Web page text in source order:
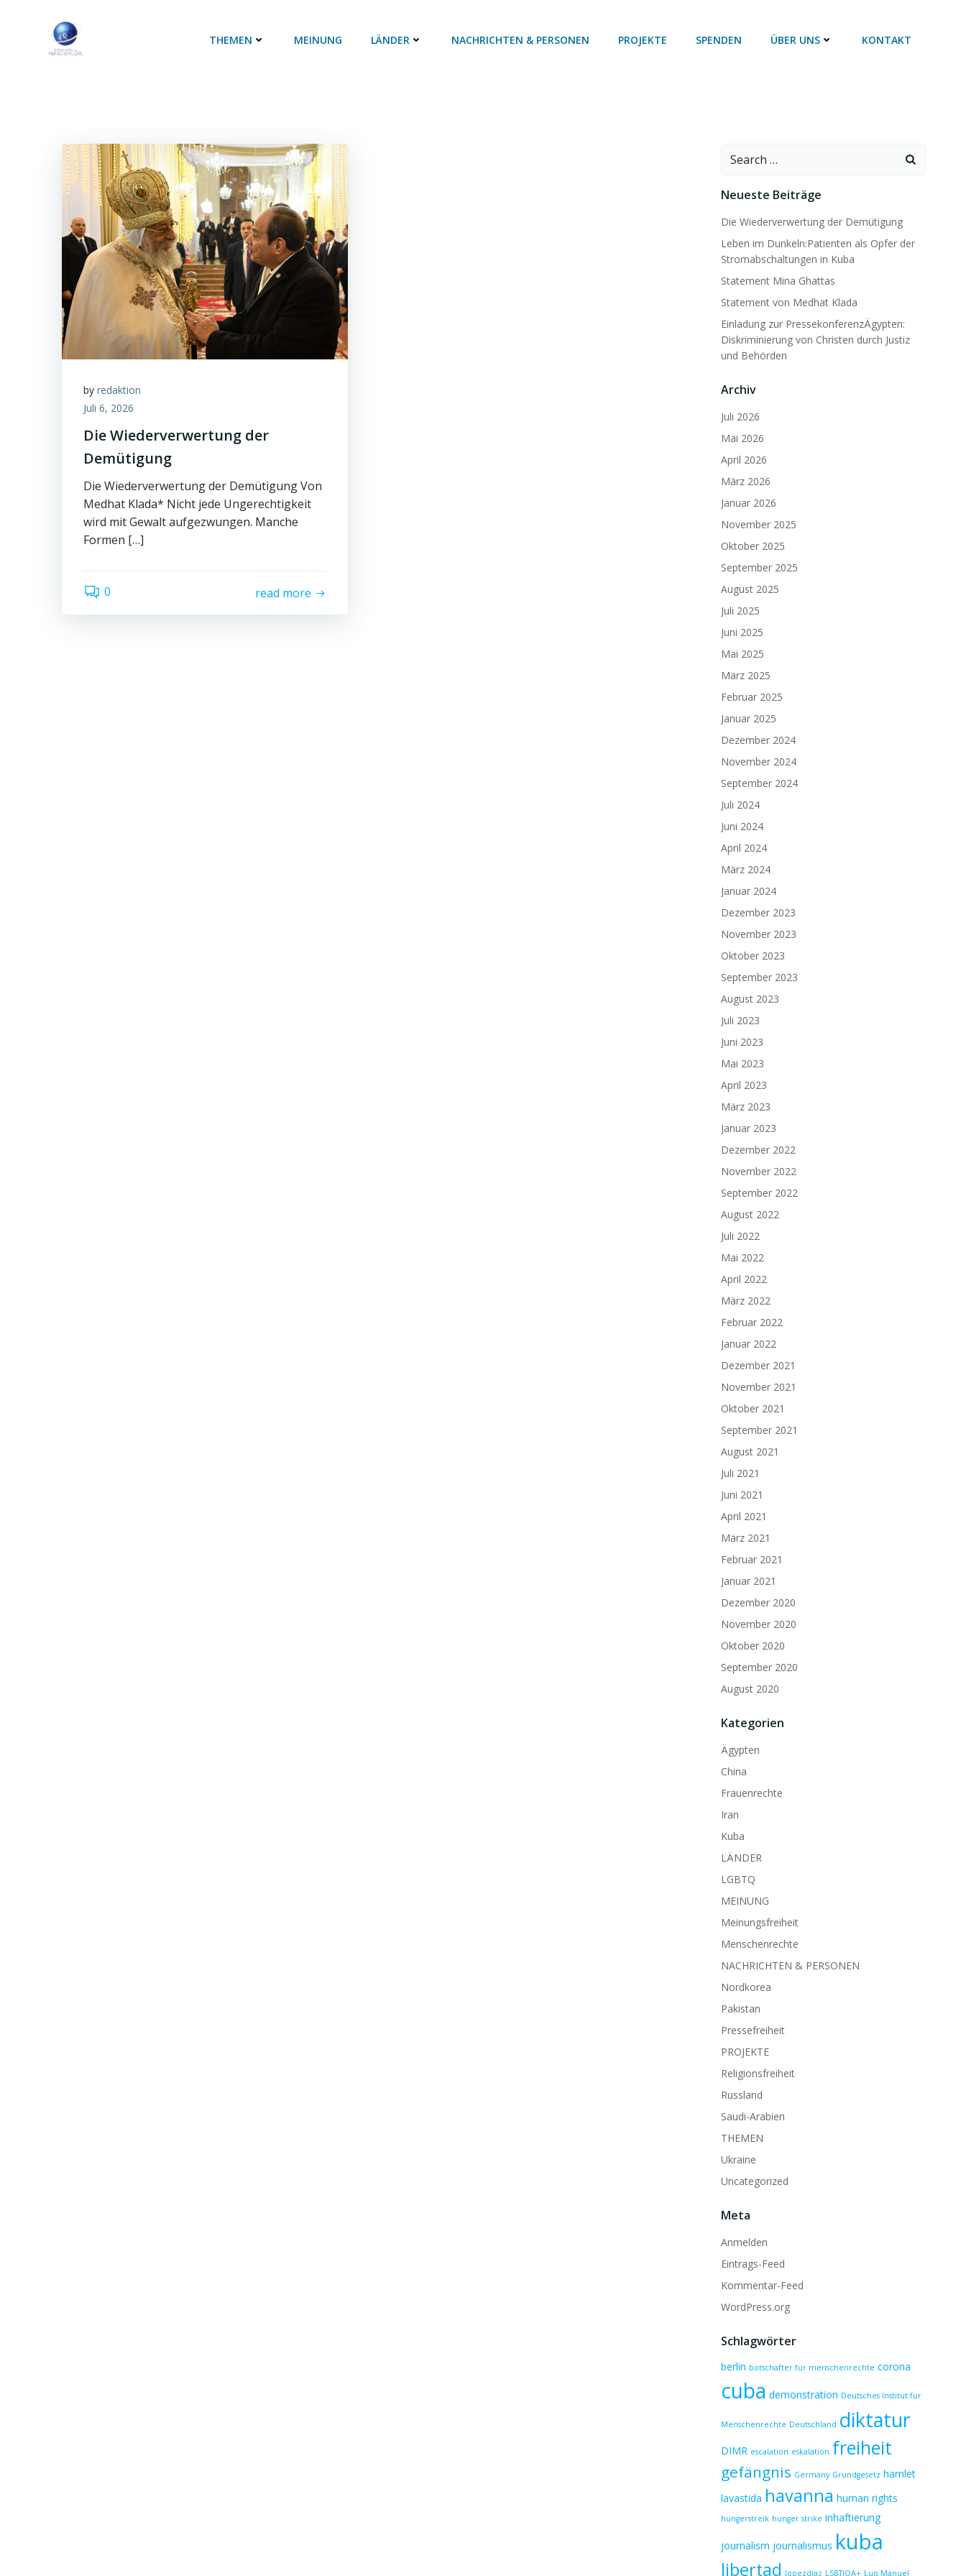
THEMEN MEINUNG LÄNDER NACHRICHTEN & PERSONEN PROJEKTE SPENDEN ÜBER UNS KONTAKT
by redaktion
Juli 6, 2026
Die Wiederverwertung der
Demütigung
Die Wiederverwertung der Demütigung Von
Medhat Klada* Nicht jede Ungerechtigkeit
wird mit Gewalt aufgezwungen. Manche
Formen […]
0 read more
Search
Neueste Beiträge
Die Wiederverwertung der Demütigung
Leben im Dunkeln:Patienten als Opfer der
Stromabschaltungen in Kuba
Statement Mina Ghattas
Statement von Medhat Klada
Einladung zur PressekonferenzÄgypten:
Diskriminierung von Christen durch Justiz
und Behörden
Archiv
Juli 2026
Mai 2026
April 2026
März 2026
Januar 2026
November 2025
Oktober 2025
September 2025
August 2025
Juli 2025
Juni 2025
Mai 2025
März 2025
Februar 2025
Januar 2025
Dezember 2024
November 2024
September 2024
Juli 2024
Juni 2024
April 2024
März 2024
Januar 2024
Dezember 2023
November 2023
Oktober 2023
September 2023
August 2023
Juli 2023
Juni 2023
Mai 2023
April 2023
März 2023
Januar 2023
Dezember 2022
November 2022
September 2022
August 2022
Juli 2022
Mai 2022
April 2022
März 2022
Februar 2022
Januar 2022
Dezember 2021
November 2021
Oktober 2021
September 2021
August 2021
Juli 2021
Juni 2021
April 2021
März 2021
Februar 2021
Januar 2021
Dezember 2020
November 2020
Oktober 2020
September 2020
August 2020
Kategorien
Ägypten
China
Frauenrechte
Iran
Kuba
LÄNDER
LGBTQ
MEINUNG
Meinungsfreiheit
Menschenrechte
NACHRICHTEN & PERSONEN
Nordkorea
Pakistan
Pressefreiheit
PROJEKTE
Religionsfreiheit
Russland
Saudi-Arabien
THEMEN
Ukraine
Uncategorized
Meta
Anmelden
Eintrags-Feed
Kommentar-Feed
WordPress.org
Schlagwörter
berlin botschafter für menschenrechte corona
cuba demonstration Deutsches Institut für
Menschenrechte Deutschland diktatur
DIMR escalation eskalation freiheit
gefängnis Germany Grundgesetz hamlet
lavastida havanna human rights
hungerstreik hunger strike inhaftierung
journalism journalismus kuba
libertad lopezdiaz LSBTIQA+ Luis Manuel